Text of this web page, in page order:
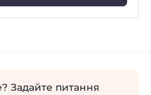
Задайте питання